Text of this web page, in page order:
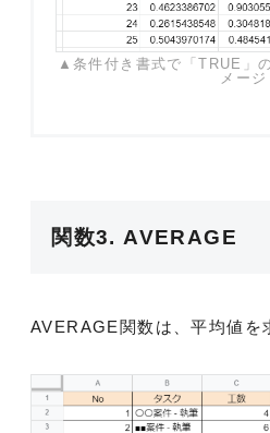
▲条件付き書式で「TRUE」
メージ
関数3. AVERAGE
AVERAGE関数は、平均値を